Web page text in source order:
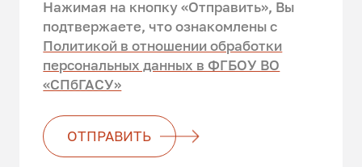
ОТПРАВИТЬ
Нажимая на кнопку «Отправить», Вы
подтвержаете, что ознакомлены c
Политикой в отношении обработки
персональных данных в ФГБОУ ВО
«СПбГАСУ»